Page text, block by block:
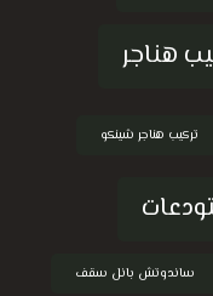
هناجر
تركيب هناجر شينكو
ساندوتش بانل سقف